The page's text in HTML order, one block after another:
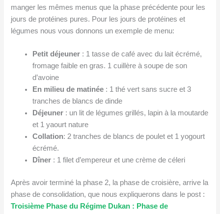
manger les mêmes menus que la phase précédente pour les
jours de protéines pures. Pour les jours de protéines et
légumes nous vous donnons un exemple de menu:
Petit déjeuner : 1 tasse de café avec du lait écrémé,
fromage faible en gras. 1 cuillère à soupe de son
d’avoine
En milieu de matinée : 1 thé vert sans sucre et 3
tranches de blancs de dinde
Déjeuner : un lit de légumes grillés, lapin à la moutarde
et 1 yaourt nature
Collation: 2 tranches de blancs de poulet et 1 yogourt
écrémé.
Dîner : 1 filet d’empereur et une crème de céleri
Après avoir terminé la phase 2, la phase de croisière, arrive la
phase de consolidation, que nous expliquerons dans le post :
Troisième Phase du Régime Dukan : Phase de